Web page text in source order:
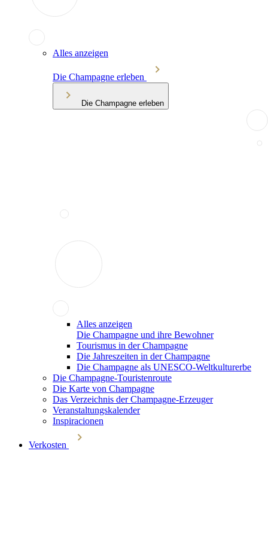
Alles anzeigen
Die Champagne erleben
Die Champagne erleben
Alles anzeigen
Die Champagne und ihre Bewohner
Tourismus in der Champagne
Die Jahreszeiten in der Champagne
Die Champagne als UNESCO-Weltkulturerbe
Die Champagne-Touristenroute
Die Karte von Champagne
Das Verzeichnis der Champagne-Erzeuger
Veranstaltungskalender
Inspiracionen
Verkosten